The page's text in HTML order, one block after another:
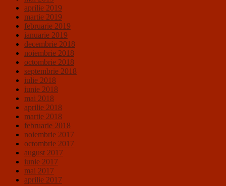
aprilie 2019
martie 2019
februarie 2019
ianuarie 2019
decembrie 2018
noiembrie 2018
octombrie 2018
septembrie 2018
iulie 2018
iunie 2018
mai 2018
aprilie 2018
martie 2018
februarie 2018
noiembrie 2017
octombrie 2017
august 2017
iunie 2017
mai 2017
aprilie 2017